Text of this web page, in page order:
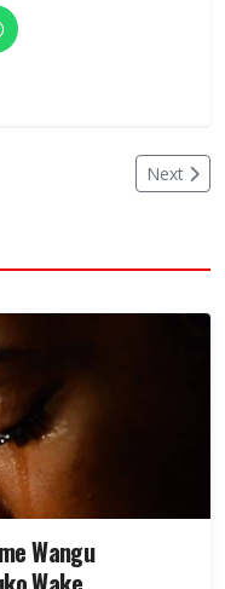
Next
Wangu